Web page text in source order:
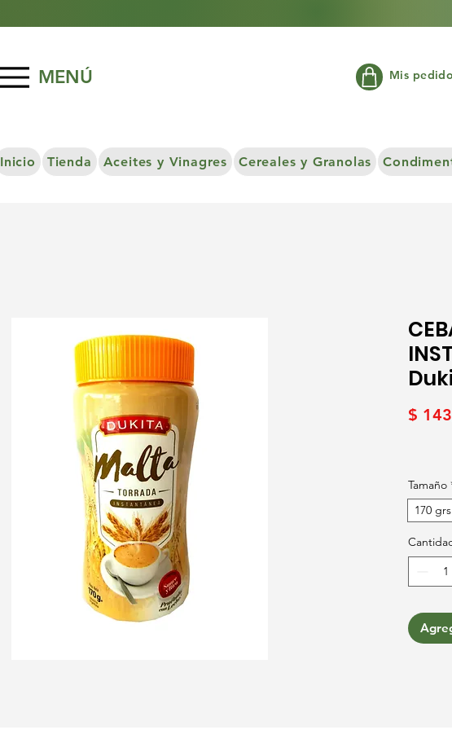
MENÚ Mis
Inicio Tienda Aceites y Vinagres Cereales y Granolas
$
Tamaño
170 grs